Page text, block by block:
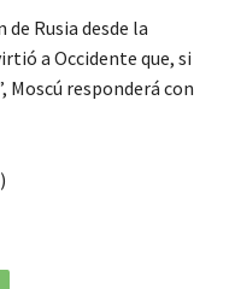
Rusia desde la
a Occidente que, si
Moscú responderá con